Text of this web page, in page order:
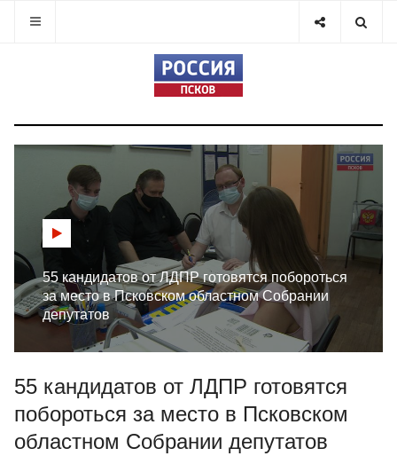
55 кандидатов от ЛДПР готовятся побороться
за место в Псковском областном Собрании
депутатов
55 кандидатов от ЛДПР готовятся
побороться за место в Псковском
областном Собрании депутатов